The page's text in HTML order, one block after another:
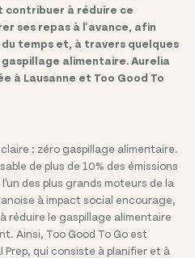
contribuer à réduire ce
ses repas à l'avance, afin
temps et, à travers quelques
alimentaire. Aurelia
à Lausanne et Too Good To
: zéro gaspillage alimentaire.
de plus de 10% des émissions
des plus grands moteurs de la
à impact social encourage,
réduire le gaspillage alimentaire
Ainsi, Too Good To Go est
qui consiste à planifier et à